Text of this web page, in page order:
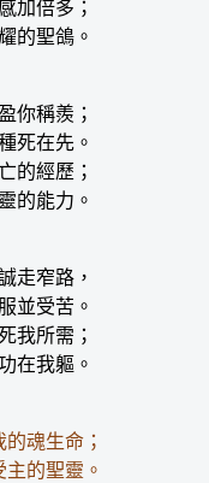
加倍多；
的聖鴿。
你稱羨；
死在先。
的經歷；
的能力。
走窄路，
並受苦。
我所需；
在我軀。
魂生命；
的聖靈。